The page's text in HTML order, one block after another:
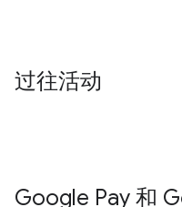
过往活动
Google Pay 和